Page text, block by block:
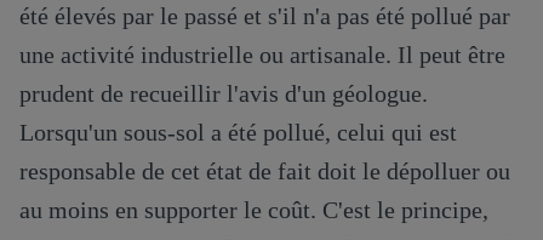
été élevés par le passé et s'il n'a pas été pollué par
une activité industrielle ou artisanale. Il peut être
prudent de recueillir l'avis d'un géologue.
Lorsqu'un sous-sol a été pollué, celui qui est
responsable de cet état de fait doit le dépolluer ou
au moins en supporter le coût. C'est le principe,